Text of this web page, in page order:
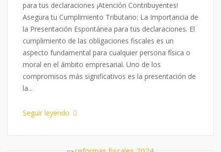
para tus declaraciones ¡Atención Contribuyentes!
Asegura tu Cumplimiento Tributario: La Importancia de
la Presentación Espontánea para tus declaraciones. El
cumplimiento de las obligaciones fiscales es un
aspecto fundamental para cualquier persona física o
moral en el ámbito empresarial. Uno de los
compromisos más significativos es la presentación de
la...
Seguir leyendo